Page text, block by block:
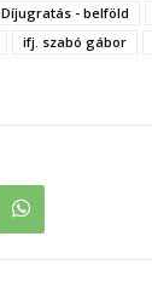
Díjugratás - belföld
ifj. szabó gábor